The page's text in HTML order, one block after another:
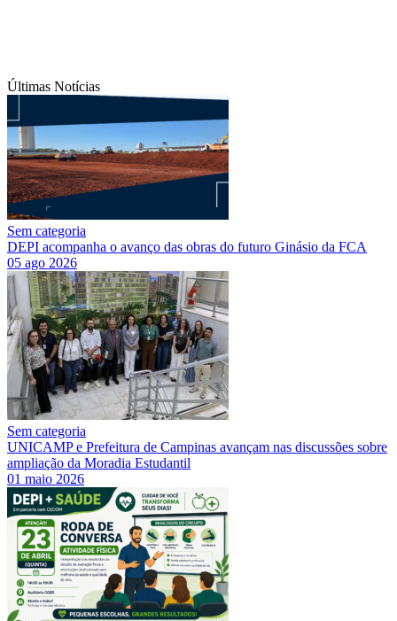
Últimas Notícias
Sem categoria
DEPI acompanha o avanço das obras do futuro Ginásio da FCA
05 ago 2026
Sem categoria
UNICAMP e Prefeitura de Campinas avançam nas discussões sobre
ampliação da Moradia Estudantil
01 maio 2026